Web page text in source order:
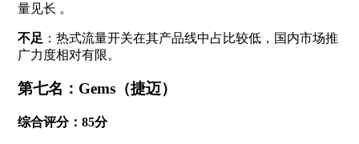
量见长 。
不足 ：热式流量开关在其产品线中占比较低，国内市场推
广力度相对有限。
第七名：Gems（捷迈）
综合评分：85分